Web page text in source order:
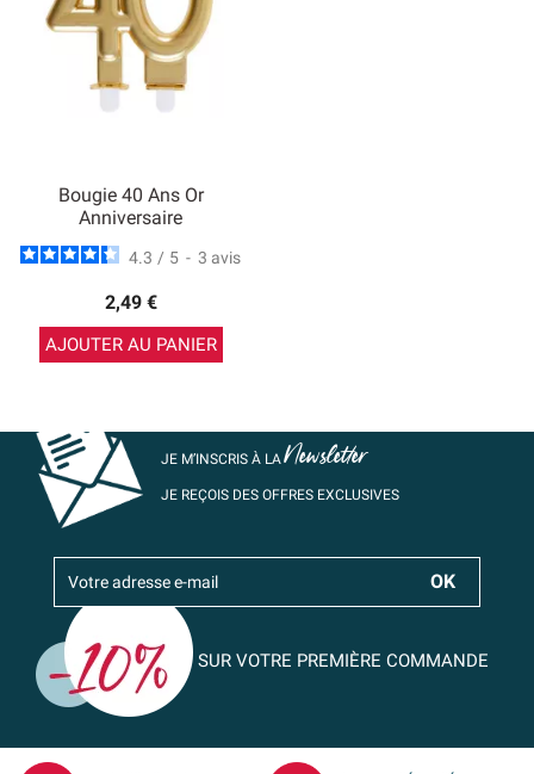
Bougie 40 Ans Or
Anniversaire
4.3 / 5 - 3 avis
2,49 €
AJOUTER AU PANIER
JE M’INSCRIS À LANewsletter
JE REÇOIS DES OFFRES EXCLUSIVES
SUR VOTRE PREMIÈRE COMMANDE